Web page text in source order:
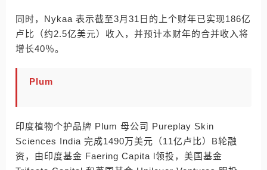
同时，Nykaa 表示截至3月31日的上个财年已实现186亿
卢比（约2.5亿美元）收入，并预计本财年的合并收入将
增长40％。
Plum
印度植物个护品牌 Plum 母公司 Pureplay Skin
Sciences India 完成1490万美元（11亿卢比）B轮融
资，由印度基金 Faering Capita l领投，美国基金